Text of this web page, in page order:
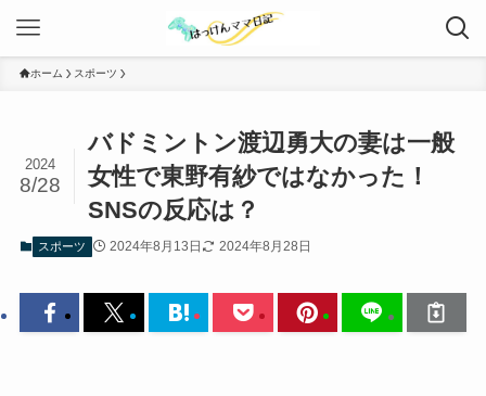
ホーム スポーツ
バドミントン渡辺勇大の妻は一般
女性で東野有紗ではなかった！
SNSの反応は？
2024
8/28
スポーツ 2024年8月13日 2024年8月28日